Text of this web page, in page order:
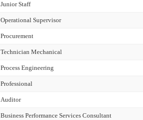
Junior Staff
Operational Supervisor
Procurement
Technician Mechanical
Process Engineering
Professional
Auditor
Business Performance Services Consultant